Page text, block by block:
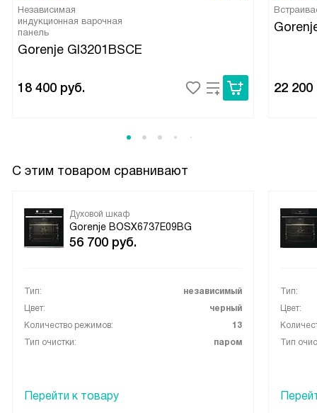
Независимая
индукционная варочная
панель
Gorenje GI3201BSCE
18 400 руб. 22 200
С этим товаром сравнивают
Духовой шкаф
Gorenje BOSX6737E09BG
56 700 руб.
Тип:
независимый
Цвет:
черный
Количество режимов:
13
Тип очистки:
паром
Перейти к товару
Тип:
Цвет:
Тип